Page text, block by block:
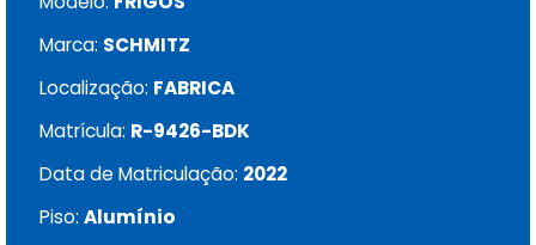
Marca: SCHMITZ
Localização: FABRICA
Matrícula: R-9426-BDK
Data de Matriculação: 2022
Piso: Alumínio